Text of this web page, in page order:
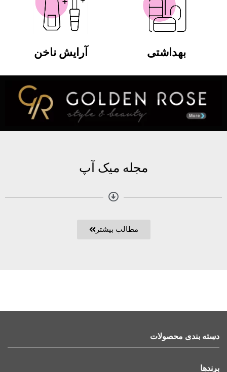
بهداشتی آرایش ناخن
مجله میک آپ
مطالب بیشتر
دسته بندی محصولات
برندها